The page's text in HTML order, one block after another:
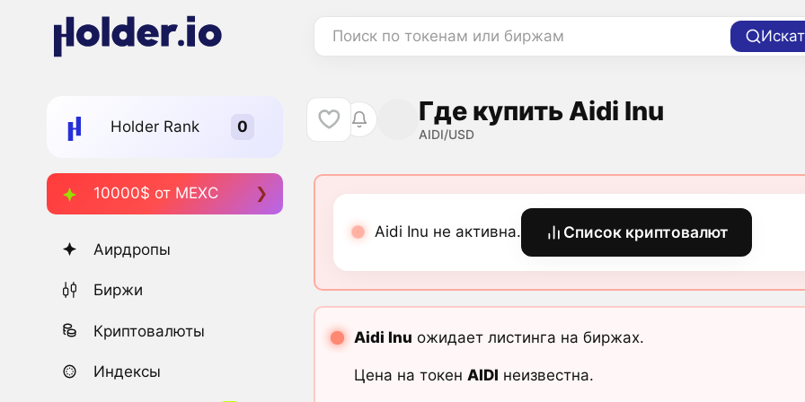
Поиск по токенам или биржам
Holder Rank
10000$ от MEXC
Аирдропы
Биржи
Криптовалюты
Индексы
Где купить Aidi Inu
AIDI/USD
Aidi Inu не активна. Список криптовалют
Aidi Inu ожидает листинга на биржах.
Цена на токен AIDI неизвестна.